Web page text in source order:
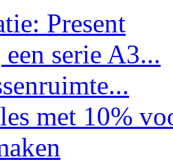
Present
serie A3...
met 10%